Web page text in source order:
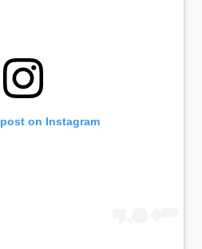
on Instagram